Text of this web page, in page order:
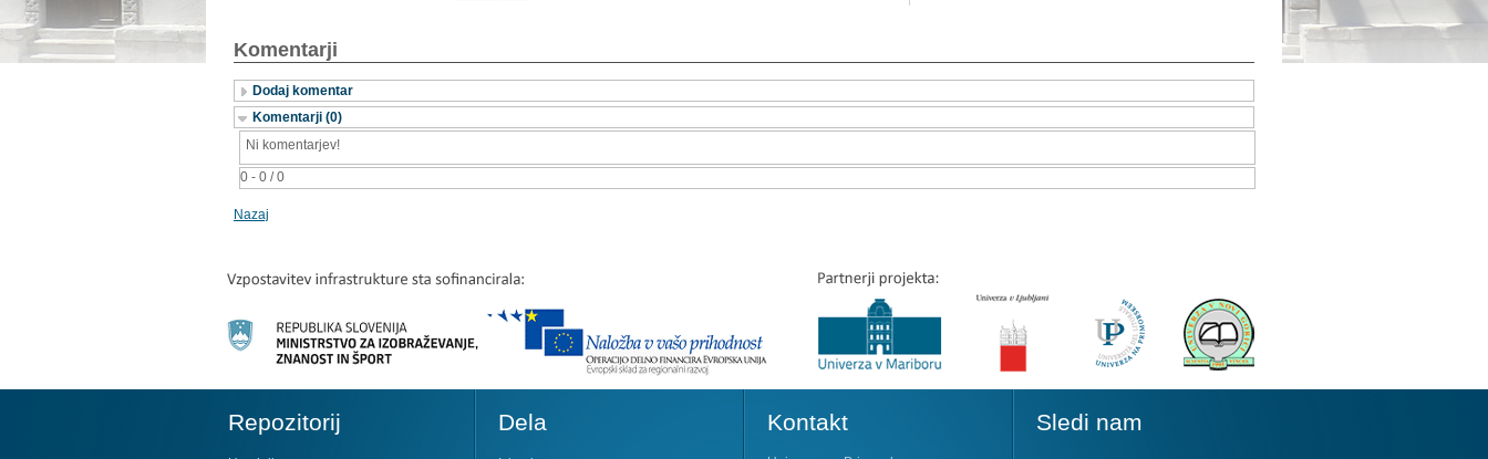
Komentarji
Dodaj komentar
Komentarji (0)
0 - 0 / 0
Ni komentarjev!
Nazaj
Repozitorij Dela Kontakt Sledi nam